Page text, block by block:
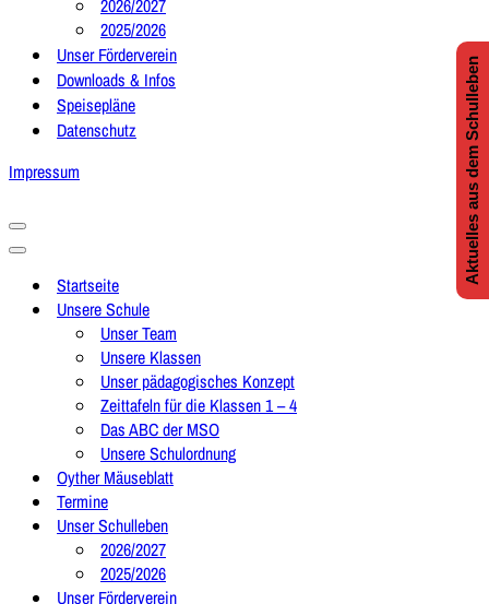
2026/2027
2025/2026
Unser Förderverein
Downloads & Infos
Speisepläne
Datenschutz
Impressum
Navigationsmenü
Navigationsmenü
Startseite
Unsere Schule
Unser Team
Unsere Klassen
Unser pädagogisches Konzept
Zeittafeln für die Klassen 1 – 4
Das ABC der MSO
Unsere Schulordnung
Oyther Mäuseblatt
Termine
Unser Schulleben
2026/2027
2025/2026
Unser Förderverein
Aktuelles aus dem Schulleben